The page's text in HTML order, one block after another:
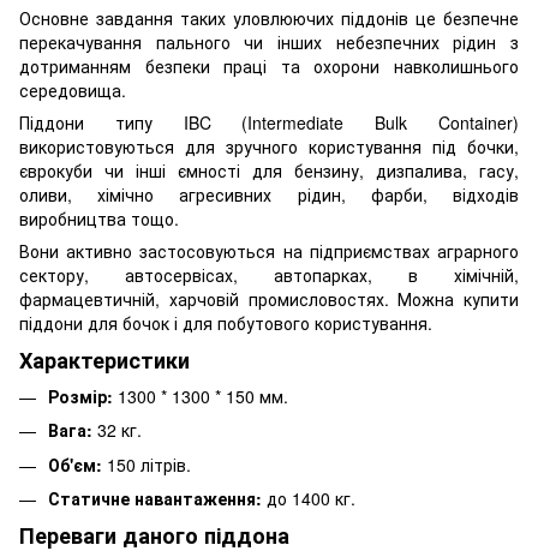
Основне завдання таких уловлюючих піддонів це безпечне
перекачування пального чи інших небезпечних рідин з
дотриманням безпеки праці та охорони навколишнього
середовища.
Піддони типу IBC (Intermediate Bulk Container)
використовуються для зручного користування під бочки,
єврокуби чи інші ємності для бензину, дизпалива, гасу,
оливи, хімічно агресивних рідин, фарби, відходів
виробництва тощо.
Вони активно застосовуються на підприємствах аграрного
сектору, автосервісах, автопарках, в хімічній,
фармацевтичній, харчовій промисловостях. Можна купити
піддони для бочок і для побутового користування.
Характеристики
Розмір: 1300 * 1300 * 150 мм.
Вага: 32 кг.
Об'єм: 150 літрів.
Статичне навантаження: до 1400 кг.
Переваги даного піддона